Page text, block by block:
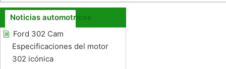
Civic '95
Noticias automotrices
Ford 302 Cam
Especificaciones del motor
302 icónica